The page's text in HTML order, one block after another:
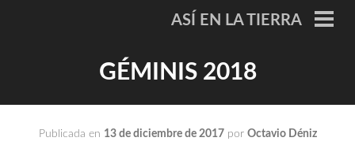
ASÍ EN LA TIERRA
GÉMINIS 2018
Publicada en 13 de diciembre de 2017 por Octavio Déniz